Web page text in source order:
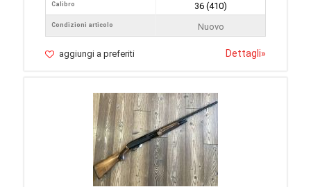
Calibro
Condizioni articolo
36 (410)
Nuovo
aggiungi a preferiti Dettagli»